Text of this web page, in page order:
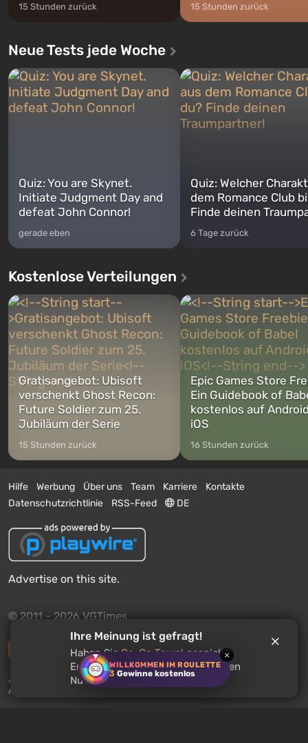
WILLKOMMEN IM ROULETTE
3 Gewinne kostenlos
×
15 Stunden zurück 15 Stunden zurück
Neue Tests jede Woche
Quiz: You are Skynet.
Initiate Judgment Day and
defeat John Connor!
gerade eben
Quiz: Welcher
dem Romance Club
Finde deinen
6 Tage zurück
Kostenlose Verteilungen
Gratisangebot: Ubisoft
verschenkt Ghost Recon:
Future Soldier zum 25.
Jubiläum der Serie
15 Stunden zurück
Epic Games Store
Ein Guidebook of
kostenlos auf
iOS
16 Stunden zurück
Hilfe Werbung Über uns Team Karriere
Kontakte
Datenschutzrichtlinie
RSS-Feed DE
Advertise on this site.
© 2011 - 2026 VGTimes
Vollständige Version
Push-Benachrichtigungen über Nachrichten:
Aktivieren
Ihre Meinung ist gefragt!
Haben SieGo-Go Town!gespielt?
Empfehlen Sie dieses Spiel anderen
Nutzern?